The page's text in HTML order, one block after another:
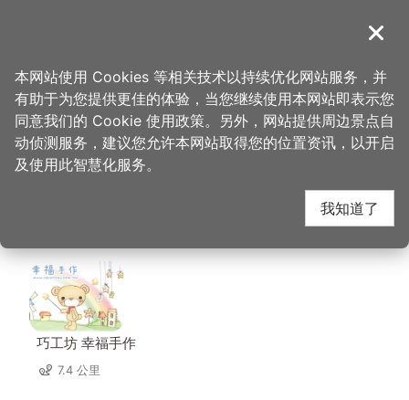
導覽
首页 > 想去的地方 > 住宿 > 艾尔芙公园行旅
艾尔芙公园行旅 周边店
家
巧工坊 幸福手作
7.4 公里
关闭
本网站使用 Cookies 等相关技术以持续优化网站服务，并
有助于为您提供更佳的体验，当您继续使用本网站即表示您
同意我们的 Cookie 使用政策。另外，网站提供周边景点自
动侦测服务，建议您允许本网站取得您的位置资讯，以开启
及使用此智慧化服务。
我知道了